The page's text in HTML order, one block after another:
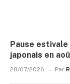
Pause
japonais en
28/07/2026 Par